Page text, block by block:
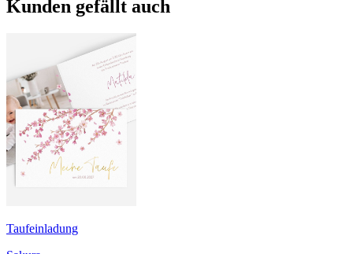
Kunden gefällt auch
Taufeinladung